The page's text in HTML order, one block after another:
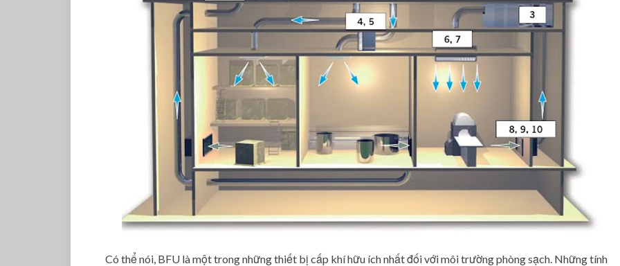
Có thể nói, BFU là một trong những thiết bị cấp khí hữu ích nhất đối với môi trường phòng sạch. Những tính